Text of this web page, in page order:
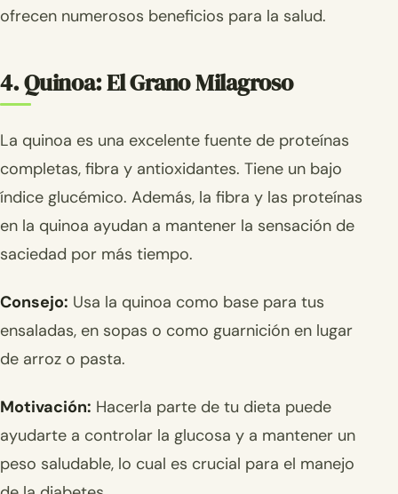
ofrecen numerosos beneficios para la salud.
4. Quinoa: El Grano Milagroso
La quinoa es una excelente fuente de proteínas
completas, fibra y antioxidantes. Tiene un bajo
índice glucémico. Además, la fibra y las proteínas
en la quinoa ayudan a mantener la sensación de
saciedad por más tiempo.
Consejo: Usa la quinoa como base para tus
ensaladas, en sopas o como guarnición en lugar
de arroz o pasta.
Motivación: Hacerla parte de tu dieta puede
ayudarte a controlar la glucosa y a mantener un
peso saludable, lo cual es crucial para el manejo